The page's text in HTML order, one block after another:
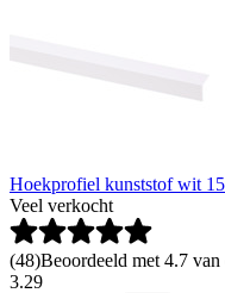
Hoekprofiel kunststof wit
Veel verkocht
(48)Beoordeeld met 4.7
3.29